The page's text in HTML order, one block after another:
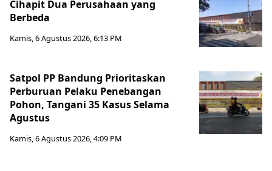
Cihapit Dua Perusahaan yang
Berbeda
Kamis, 6 Agustus 2026, 6:13 PM
Satpol PP Bandung Prioritaskan
Perburuan Pelaku Penebangan
Pohon, Tangani 35 Kasus Selama
Agustus
Kamis, 6 Agustus 2026, 4:09 PM